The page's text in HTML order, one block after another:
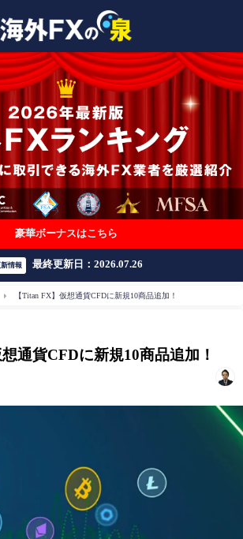
豪華ボーナスはこちら
情報 最終更新日：2026.07.26
【Titan FX】仮想通貨CFDに新規10商品追加！
通貨CFDに新規10商品追加！